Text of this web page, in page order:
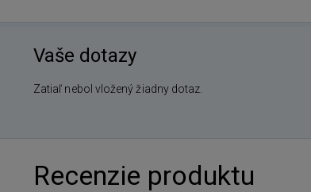
Vaše dotazy
Zatiaľ nebol vložený žiadny dotaz.
Recenzie produktu